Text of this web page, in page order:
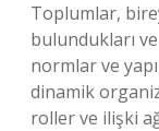
Toplumlar,
bulundukları
normlar ve
dinamik
roller ve ilişki